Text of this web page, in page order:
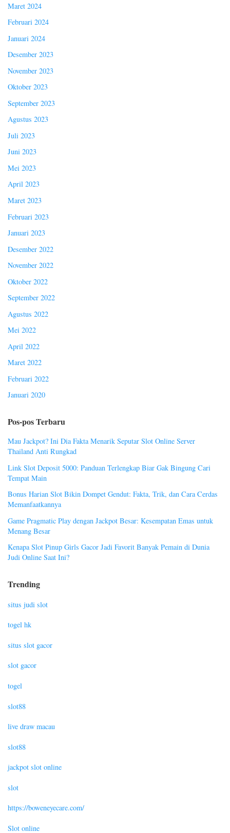
Maret 2024
Februari 2024
Januari 2024
Desember 2023
November 2023
Oktober 2023
September 2023
Agustus 2023
Juli 2023
Juni 2023
Mei 2023
April 2023
Maret 2023
Februari 2023
Januari 2023
Desember 2022
November 2022
Oktober 2022
September 2022
Agustus 2022
Mei 2022
April 2022
Maret 2022
Februari 2022
Januari 2020
Pos-pos Terbaru
Mau Jackpot? Ini Dia Fakta Menarik Seputar Slot Online Server
Thailand Anti Rungkad
Link Slot Deposit 5000: Panduan Terlengkap Biar Gak Bingung Cari
Tempat Main
Bonus Harian Slot Bikin Dompet Gendut: Fakta, Trik, dan Cara Cerdas
Memanfaatkannya
Game Pragmatic Play dengan Jackpot Besar: Kesempatan Emas untuk
Menang Besar
Kenapa Slot Pinup Girls Gacor Jadi Favorit Banyak Pemain di Dunia
Judi Online Saat Ini?
Trending
situs judi slot
togel hk
situs slot gacor
slot gacor
togel
slot88
live draw macau
slot88
jackpot slot online
slot
https://boweneyecare.com/
Slot online